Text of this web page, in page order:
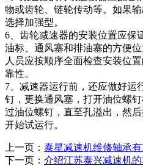
物或齿轮、链轮传动等。如果
选择加强型。
6、齿轮减速器的安装位置应保
油标、通风塞和排油塞的方便
人员应按顺序全面检查安装位
靠性。
7、减速器运行前，还应做好运
钉，更换通风塞，打开油位螺
过油位螺钉，直至孔溢出，然
开始试运行。
上一页： 泰星减速机维修轴承
下一页： 介绍江苏泰兴减速机